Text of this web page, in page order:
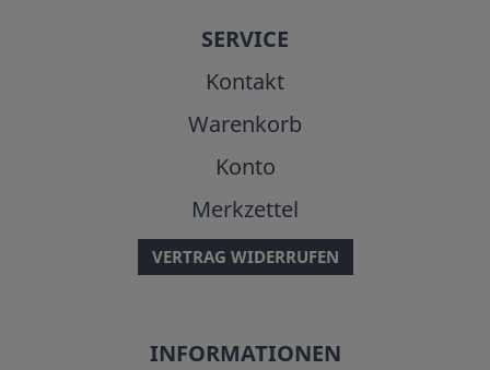
SERVICE
Kontakt
Warenkorb
Konto
Merkzettel
VERTRAG WIDERRUFEN
INFORMATIONEN